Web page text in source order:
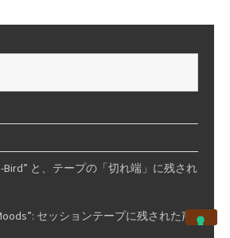
Bird” と、テープの「切れ端」に残され
セッションテープに残された声